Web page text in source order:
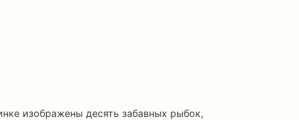
изображены десять забавных рыбок,